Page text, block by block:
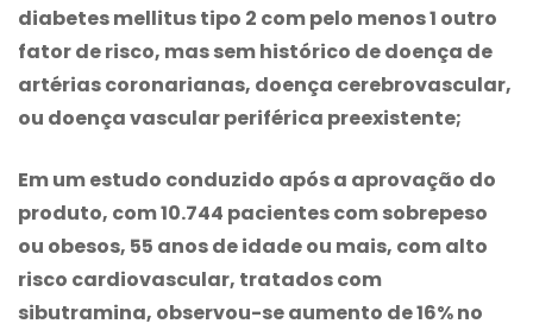
diabetes mellitus tipo 2 com pelo menos 1 outro
fator de risco, mas sem histórico de doença de
artérias coronarianas, doença cerebrovascular,
ou doença vascular periférica preexistente;
Em um estudo conduzido após a aprovação do
produto, com 10.744 pacientes com sobrepeso
ou obesos, 55 anos de idade ou mais, com alto
risco cardiovascular, tratados com
sibutramina, observou-se aumento de 16% no